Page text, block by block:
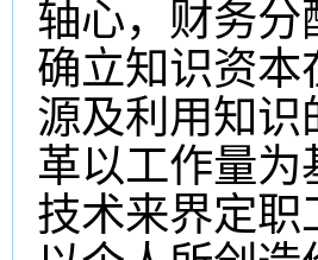
轴心，财务分
确立知识资本
源及利用知识
革以工作量
技术来界定职